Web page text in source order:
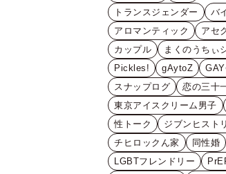
トランスジェンダー
バ
アロマンティック
アセ
カップル
まくのうちぃ
Pickles!
gAytoZ
スナップログ
恋の三十
東京アイスクリーム男子
性トーク
ジブンヒスト
チヒロックん家
同性婚
LGBTフレンドリー